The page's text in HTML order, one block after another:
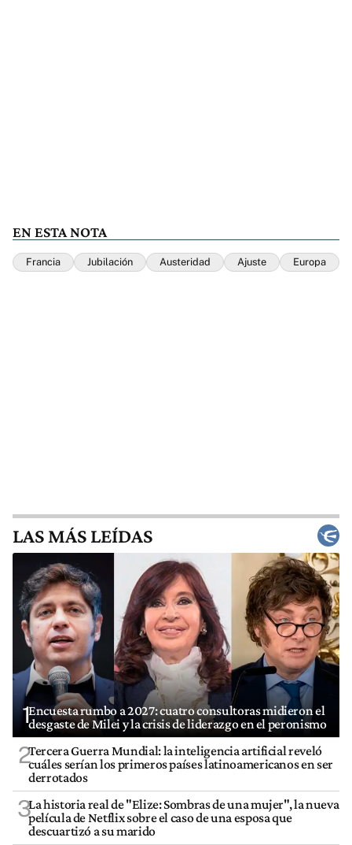
EN ESTA NOTA
Francia Jubilación Austeridad Ajuste Europa
LAS MÁS LEÍDAS
1Encuesta rumbo a 2027: cuatro consultoras midieron el
desgaste de Milei y la crisis de liderazgo en el peronismo
2Tercera Guerra Mundial: la inteligencia artificial reveló
cuáles serían los primeros países latinoamericanos en ser
derrotados
3La historia real de "Elize: Sombras de una mujer", la nueva
película de Netflix sobre el caso de una esposa que
descuartizó a su marido